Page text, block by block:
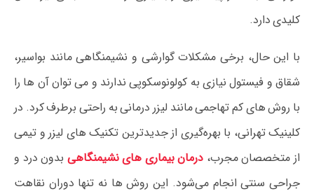
کلیدی دارد.
با این‌ حال، برخی مشکلات گوارشی و نشیمنگاهی مانند بواسیر،
شقاق و فیستول نیازی به کولونوسکوپی ندارند و می‌ توان آن‌ ها را
با روش‌ های کم‌ تهاجمی مانند لیزر درمانی به‌ راحتی برطرف کرد. در
کلینیک تهرانی، با بهره‌گیری از جدیدترین تکنیک‌ های لیزر و تیمی
از متخصصان مجرب، درمان بیماری‌ های نشیمنگاهی بدون درد و
جراحی سنتی انجام می‌شود. این روش‌ ها نه‌ تنها دوران نقاهت